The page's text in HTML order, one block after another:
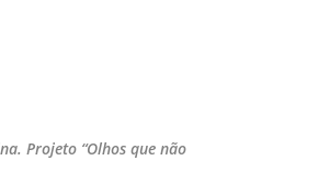
Projeto “Olhos que não